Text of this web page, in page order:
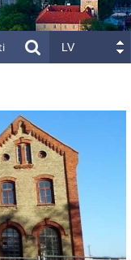
LV